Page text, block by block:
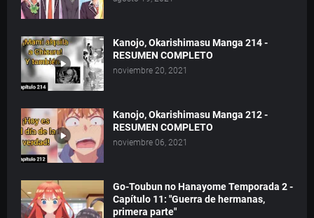
Kanojo, Okarishimasu Manga 214 -
RESUMEN COMPLETO
noviembre 20, 2021
Kanojo, Okarishimasu Manga 212 -
RESUMEN COMPLETO
noviembre 06, 2021
Go-Toubun no Hanayome Temporada 2 -
Capítulo 11: "Guerra de hermanas,
primera parte"